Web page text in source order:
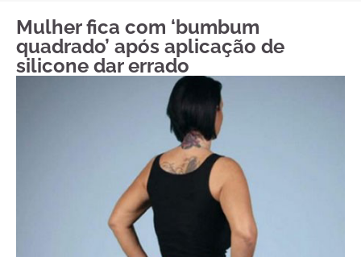
Mulher fica com ‘bumbum
quadrado’ após aplicação de
silicone dar errado